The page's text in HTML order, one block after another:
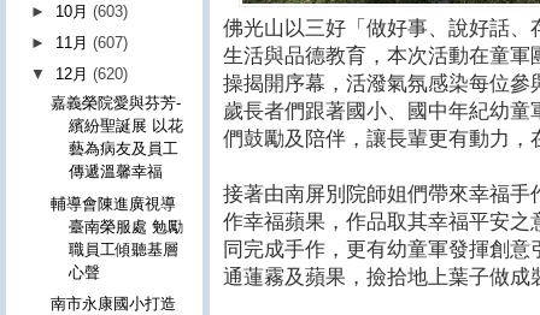
佛光山以三好「做好事、說好話
生活與品德教育，本次活動在童
操揭開序幕，活潑氣氛感染每位
歲長者們跟著國小、國中年紀幼
們鼓勵及陪伴，讓長輩更有動力
接著由南屏別院師姐們帶來幸福
作幸福蘋果，作品取其幸福平安
同完成手作，更有幼童軍發揮創
通蓮霧及蘋果，撿拾地上葉子做成
► 10月(603)
► 11月(607)
▼ 12月(620)
嘉義榮院愛與芬芳-
繽紛聖誕展 以花
藝為病友及員工
傳遞溫馨幸福
輔導會陳進廣視導
臺南榮服處 勉勵
職員工傾聽基層
心聲
南市永康國小打造